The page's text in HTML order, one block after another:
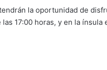
la oportunidad de
17:00 horas, y en la